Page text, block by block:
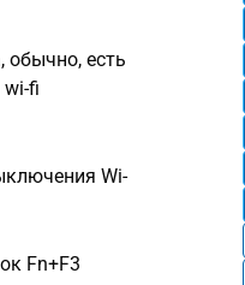
обычно, есть
wi-fi
Wi-
Fn+F3